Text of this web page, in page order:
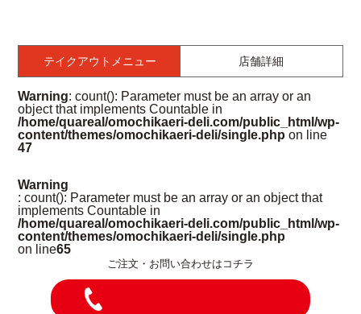
テイクアウトメニュー 店舗詳細
Warning: count(): Parameter must be an array or an
object that implements Countable in
/home/quareal/omochikaeri-deli.com/public_html/wp-
content/themes/omochikaeri-deli/single.php on line
47
Warning
: count(): Parameter must be an array or an object that
implements Countable in
/home/quareal/omochikaeri-deli.com/public_html/wp-
content/themes/omochikaeri-deli/single.php
on line65
ご注文・お問い合わせはコチラ